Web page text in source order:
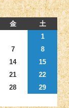
金
土
1
7
8
14
15
21
22
28
29